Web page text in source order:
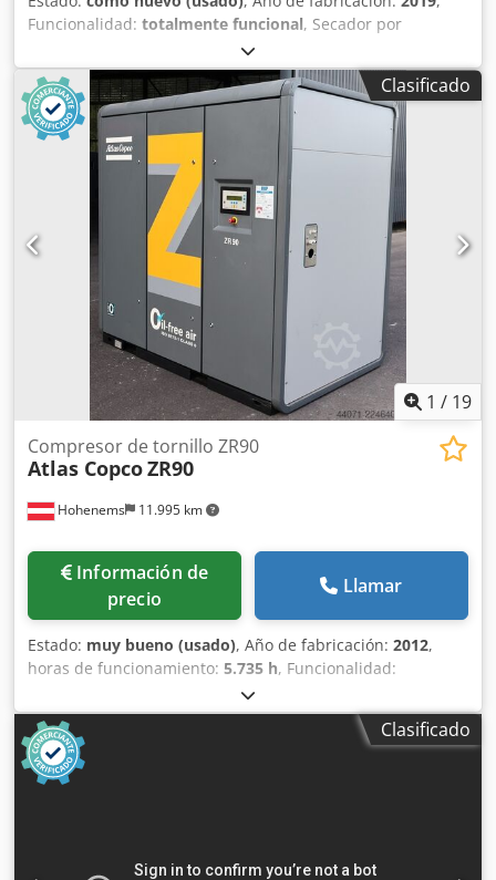
Funcionalidad: totalmente funcional, Secador por
refrigeración Atlas Copco FX6, usado 2,34 m³/min
Dcedpozrtbisfx Adkek 14 bares Año de fabricación: 2019
Clasificado
1 / 19
Hohenems 11.995 km
Compresor de tornillo ZR90
Atlas CopcoZR90
Información de
precio
Llamar
Estado: muy bueno (usado), Año de fabricación: 2012,
horas de funcionamiento: 5.735 h, Funcionalidad:
, Compresor de tornillo sin aceite
Atlas Copco ZR90 90 kW 7,50 bares Dcsdjzqvvaopfx Adksk
14 m³/min Año de fabricación: 2012 Horas de
funcionamiento: 5735
Clasificado